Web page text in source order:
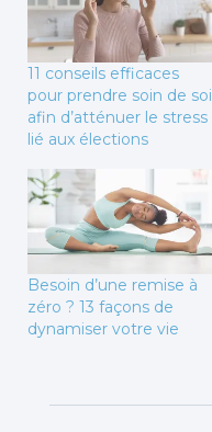
11 conseils efficaces
pour prendre soin de soi
afin d’atténuer le stress
lié aux élections
Besoin d’une remise à
zéro ? 13 façons de
dynamiser votre vie